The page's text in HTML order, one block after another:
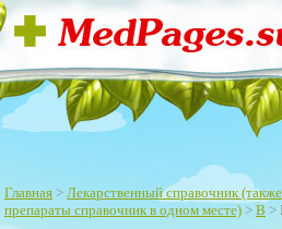
Главная > Лекарственный справочник
препараты справочник в одном месте) > В >